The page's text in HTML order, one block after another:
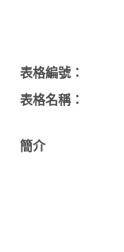
表格編號：
表格名稱：
簡介